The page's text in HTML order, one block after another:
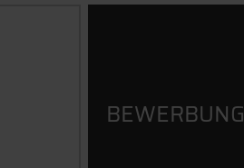
BEWERBUNG